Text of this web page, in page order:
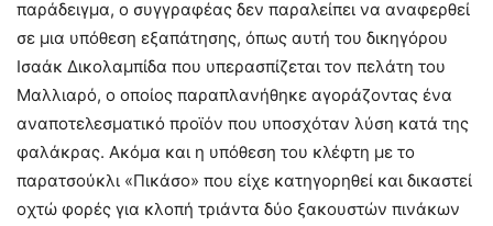
παράδειγμα, ο συγγραφέας δεν παραλείπει να αναφερθεί
σε μια υπόθεση εξαπάτησης, όπως αυτή του δικηγόρου
Ισαάκ Δικολαμπίδα που υπερασπίζεται τον πελάτη του
Μαλλιαρό, ο οποίος παραπλανήθηκε αγοράζοντας ένα
αναποτελεσματικό προϊόν που υποσχόταν λύση κατά της
φαλάκρας. Ακόμα και η υπόθεση του κλέφτη με το
παρατσούκλι «Πικάσο» που είχε κατηγορηθεί και δικαστεί
οχτώ φορές για κλοπή τριάντα δύο ξακουστών πινάκων